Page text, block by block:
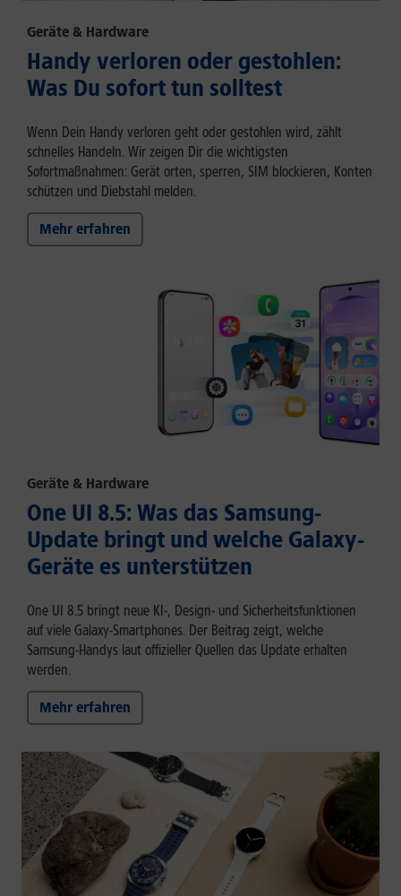
Geräte & Hardware
Handy verloren oder gestohlen:
Was Du sofort tun solltest
Wenn Dein Handy verloren geht oder gestohlen wird, zählt
schnelles Handeln. Wir zeigen Dir die wichtigsten
Sofortmaßnahmen: Gerät orten, sperren, SIM blockieren, Konten
schützen und Diebstahl melden.
Mehr erfahren
Geräte & Hardware
One UI 8.5: Was das Samsung-
Update bringt und welche Galaxy-
Geräte es unterstützen
One UI 8.5 bringt neue KI-, Design- und Sicherheitsfunktionen
auf viele Galaxy-Smartphones. Der Beitrag zeigt, welche
Samsung-Handys laut offizieller Quellen das Update erhalten
werden.
Mehr erfahren